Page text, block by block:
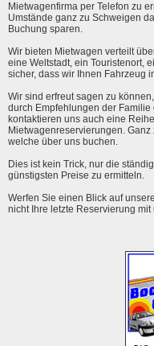
Mietwagenfirma per Telefon zu
Umstände ganz zu Schweigen
Buchung sparen.
Wir bieten Mietwagen verteilt
eine Weltstadt, ein Touristenort,
sicher, dass wir Ihnen Fahrzeug
Wir sind erfreut sagen zu
durch Empfehlungen der
kontaktieren uns auch eine
Mietwagenreservierungen.
welche über uns buchen.
Dies ist kein Trick, nur die
günstigsten Preise zu ermitteln.
Werfen Sie einen Blick auf
nicht Ihre letzte Reservierung mit